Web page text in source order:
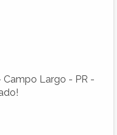
Campo Largo - PR -